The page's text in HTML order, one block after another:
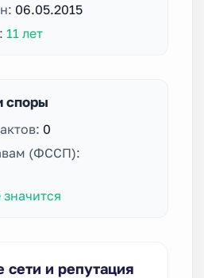
06.05.2015
11 лет
споры
0
(ФССП):
сети и репутация